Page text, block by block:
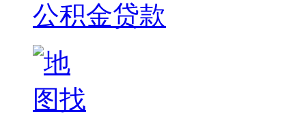
公积金贷款